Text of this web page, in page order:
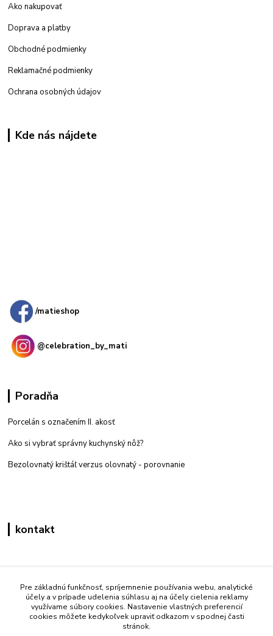
Ako nakupovať
Doprava a platby
Obchodné podmienky
Reklamačné podmienky
Ochrana osobných údajov
Kde nás nájdete
/matieshop
@celebration_by_mati
Poradňa
Porcelán s označením II. akosť
Ako si vybrať správny kuchynský nôž?
Bezolovnatý krištáľ verzus olovnatý - porovnanie
kontakt
+421 908 861 051
(Po - Pia 7:30-15:30)
info@mati.sk
Pre základnú funkčnosť, spríjemnenie používania webu, analytické
účely a v prípade udelenia súhlasu aj na účely cielenia reklamy
využívame súbory cookies. Nastavenie vlastných preferencií
cookies môžete kedykoľvek upraviť odkazom v spodnej časti
stránok.